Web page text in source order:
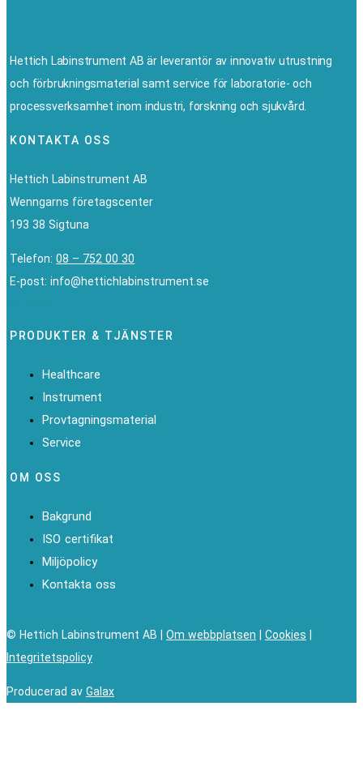
Hettich Labinstrument AB är leverantör av innovativ utrustning
och förbrukningsmaterial samt service för laboratorie- och
processverksamhet inom industri, forskning och sjukvård.
KONTAKTA OSS
Hettich Labinstrument AB
Wenngarns företagscenter
193 38 Sigtuna
Telefon:08 – 752 00 30
E-post: info@hettichlabinstrument.se
PRODUKTER & TJÄNSTER
Healthcare
Instrument
Provtagningsmaterial
Service
OM OSS
Bakgrund
ISO certifikat
Miljöpolicy
Kontakta oss
© Hettich Labinstrument AB | Om webbplatsen Cookies
Integritetspolicy
Producerad av Galax